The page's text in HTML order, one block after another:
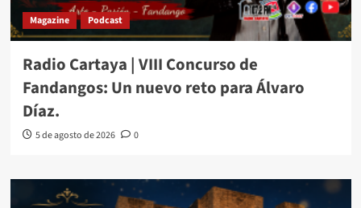
Magazine Podcast
Radio Cartaya | VIII Concurso de
Fandangos: Un nuevo reto para Álvaro
Díaz.
5 de agosto de 2026 0